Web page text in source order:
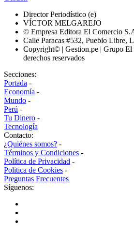
Director Periodístico (e)
VÍCTOR MELGAREJO
© Empresa Editora El Comercio
Calle Paracas #532, Pueblo Libre,
Copyright© | Gestion.pe | Grupo El
derechos reservados
Secciones:
Portada -
Economía -
Mundo -
Perú -
Tu Dinero -
Tecnología
Contacto:
¿Quiénes somos? -
Términos y Condiciones -
Política de Privacidad -
Politica de Cookies -
Preguntas Frecuentes
Síguenos: